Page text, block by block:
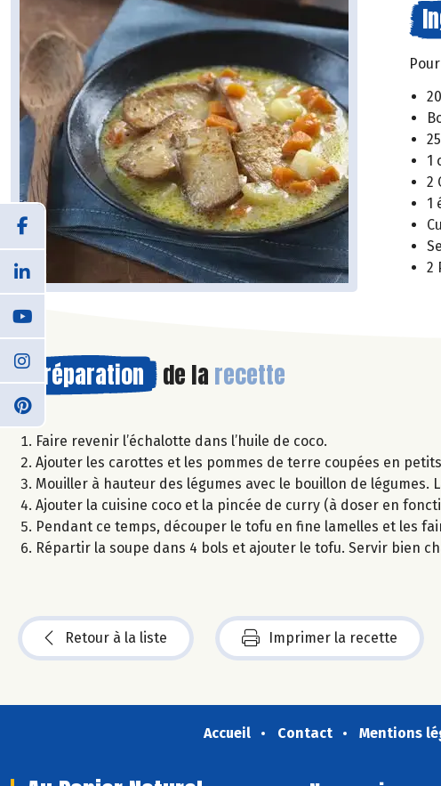
1
2
1
2
Préparation de la recette
Faire revenir l’échalotte dans l’huile de coco.
Ajouter les carottes et les pommes de terre coupées en
Mouiller à hauteur des légumes avec le bouillon de légumes.
Ajouter la cuisine coco et la pincée de curry (à doser en
Pendant ce temps, découper le tofu en fine lamelles et les
Répartir la soupe dans 4 bols et ajouter le tofu. Servir bien
Retour à la liste Imprimer la recette
Accueil Contact Mentions